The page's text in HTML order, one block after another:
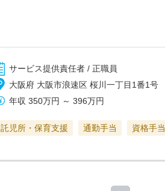
サービス提供責任者 / 正職員
大阪府 大阪市浪速区 桜川一丁目1番1号
年収 350万円 ～396万円
託児所・保育支援 通勤手当 資格手当